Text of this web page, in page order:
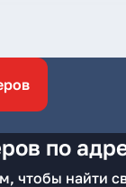
по
чтобы найти